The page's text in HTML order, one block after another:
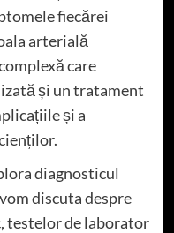
fiecărei
arterială
care
și un tratament
și a
diagnosticul
discuta despre
testelor de laborator